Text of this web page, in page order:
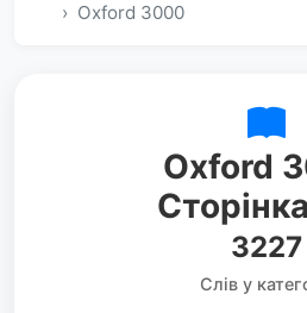
Oxford 3000
Oxford
3227
Слів у